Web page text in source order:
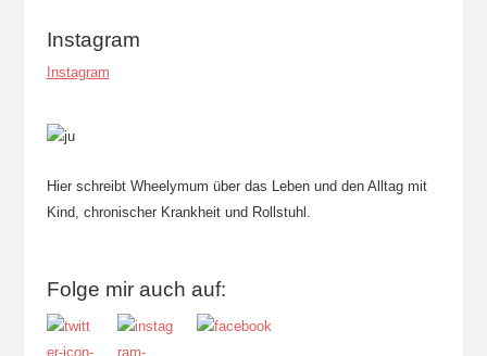
Instagram
Instagram
Hier schreibt Wheelymum über das Leben und den Alltag mit
Kind, chronischer Krankheit und Rollstuhl.
Folge mir auch auf: